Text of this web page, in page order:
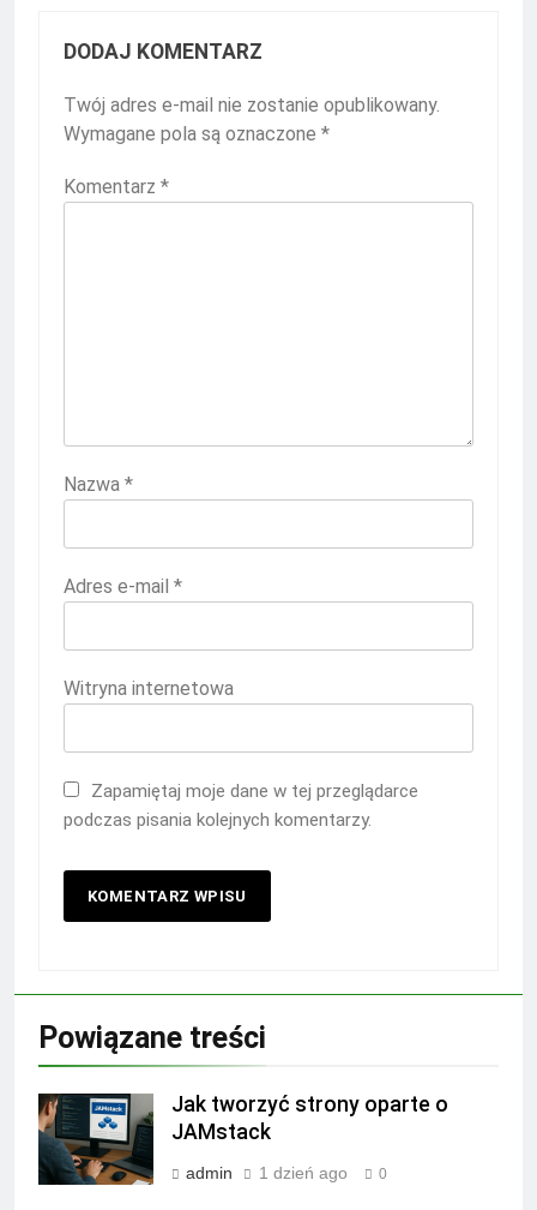
DODAJ KOMENTARZ
Twój adres e-mail nie zostanie opublikowany.
Wymagane pola są oznaczone *
Komentarz *
Nazwa *
Adres e-mail *
Witryna internetowa
Zapamiętaj moje dane w tej przeglądarce
podczas pisania kolejnych komentarzy.
Powiązane treści
Jak tworzyć strony oparte o
JAMstack
admin 1 dzień ago 0